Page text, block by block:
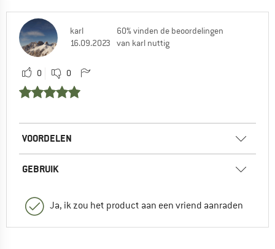
karl
16.09.2023
60% vinden de beoordelingen
van karl nuttig
0 0
VOORDELEN
GEBRUIK
Ja, ik zou het product aan een vriend aanraden